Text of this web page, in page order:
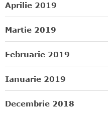
Aprilie 2019
Martie 2019
Februarie 2019
Ianuarie 2019
Decembrie 2018